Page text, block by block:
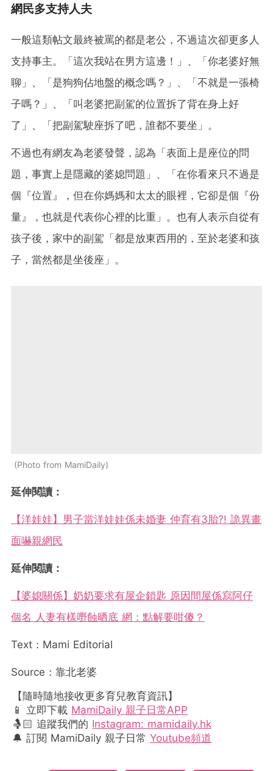
網民多支持人夫
一般這類帖文最終被罵的都是老公，不過這次卻更多人
支持事主。「這次我站在男方這邊！」、「你老婆好無
聊」、「是狗狗佔地盤的概念嗎？」、「不就是一張椅
子嗎？」、「叫老婆把副駕的位置拆了背在身上好
了」、「把副駕駛座拆了吧，誰都不要坐」。
不過也有網友為老婆發聲，認為「表面上是座位的問
題，事實上是隱藏的婆媳問題」、「在你看來只不過是
個『位置』，但在你媽媽和太太的眼裡，它卻是個『份
量』，也就是代表你心裡的比重」。也有人表示自從有
孩子後，家中的副駕「都是放東西用的，至於老婆和孩
子，當然都是坐後座」。
Photo from MamiDaily
延伸閱讀：
【洋娃娃】男子當洋娃娃係未婚妻 仲育有3胎?! 詭異畫
面嚇親網民
延伸閱讀：
【婆媳關係】奶奶要求有屋企鎖匙 原因間屋係寫阿仔
個名 人妻有樣嘢蝕晒底 網：點解要咁傻？
Text：Mami Editorial
Source：靠北老婆
【隨時隨地接收更多育兒教育資訊】
📱 立即下載 MamiDaily 親子日常APP
🤱🏻 追蹤我們的 Instagram: mamidaily.hk
🔔 訂閱 MamiDaily 親子日常 Youtube頻道